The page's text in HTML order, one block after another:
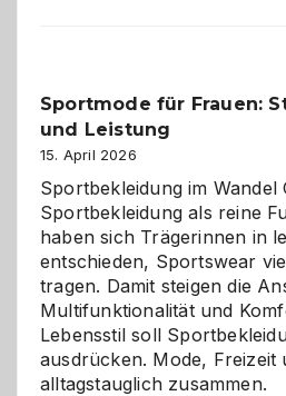
gegen
Chaos
Sportmode für Frauen:
und Leistung
15. April 2026
Sportbekleidung im Wandel
Sportbekleidung als reine
haben sich Trägerinnen in
entschieden, Sportswear
tragen. Damit steigen die
Multifunktionalität und
Lebensstil soll
ausdrücken. Mode, Freizeit
alltagstauglich zusammen.